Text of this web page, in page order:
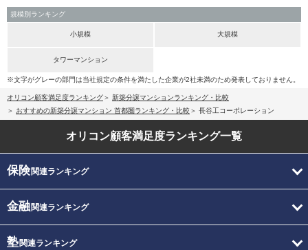
規模別ランキング
小規模 大規模
タワーマンション
※文字がグレーの部門は当社規定の条件を満たした企業が2社未満のため発表しておりません。
オリコン顧客満足度ランキング
新築分譲マンションランキング・比較
おすすめの新築分譲マンション 首都圏ランキング・比較
長谷工コーポレーション
オリコン顧客満足度ランキング一覧
保険関連ランキング
金融関連ランキング
塾関連ランキング